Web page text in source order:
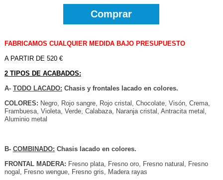
Comprar
FABRICAMOS CUALQUIER MEDIDA BAJO PRESUPUESTO
A PARTIR DE 520 €
2 TIPOS DE ACABADOS:
A- TODO LACADO: Chasis y frontales lacado en colores.
COLORES: Negro, Rojo sangre, Rojo cristal, Chocolate, Visón, Crema,
Frambuesa, Violeta, Verde, Calabaza, Naranja cristal, Antracita metal,
Aluminio metal
B- COMBINADO: Chasis lacado en colores.
FRONTAL MADERA: Fresno plata, Fresno oro, Fresno natural, Fresno
nogal, Fresno wengue, Fresno gris, Madera rayas